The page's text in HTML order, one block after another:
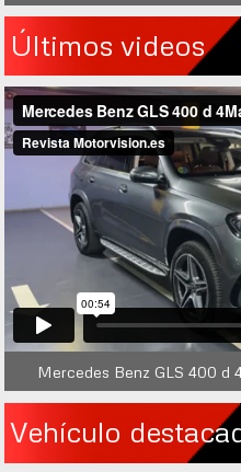
Últimos videos
Mercedes Benz GLS 400 d
Vehículo